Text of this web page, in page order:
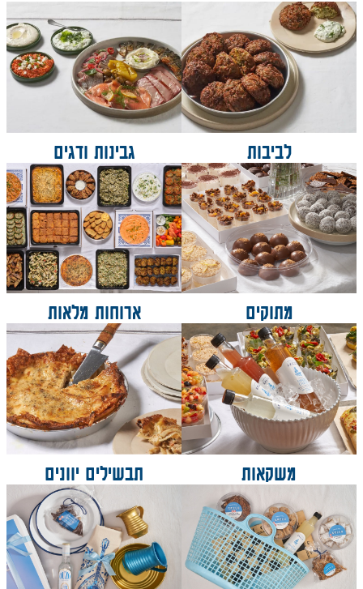
לביבות גבינות ודגים
מתוקים ארוחות מלאות
משקאות תבשילים יוונים